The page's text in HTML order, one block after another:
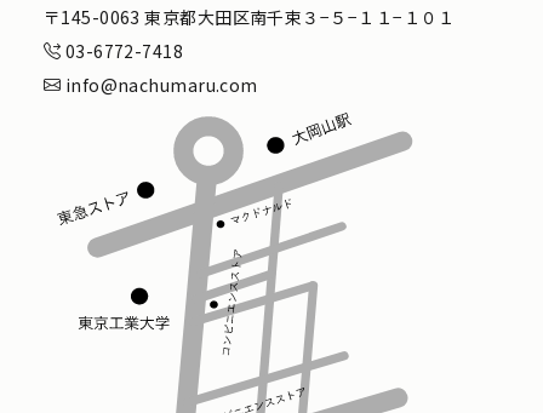
〒145-0063 東京都大田区南千束３−５−１１−１０１
03-6772-7418
info@nachumaru.com